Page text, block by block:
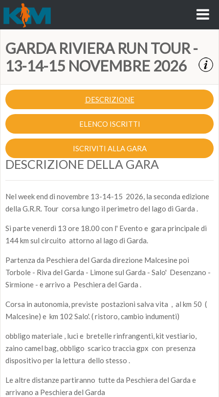
GARDA RIVIERA RUN TOUR -
13-14-15 NOVEMBRE 2026
DESCRIZIONE
ELENCO ISCRITTI
ISCRIVITI ALLA GARA
DESCRIZIONE DELLA GARA
Nel week end di novembre 13-14-15 2026, la seconda edizione
della G.R.R. Tour corsa lungo il perimetro del lago di Garda .
Si parte venerdì 13 ore 18.00 con l' Evento e gara principale di
144 km sul circuito attorno al lago di Garda.
Partenza da Peschiera del Garda direzione Malcesine poi
Torbole - Riva del Garda - Limone sul Garda - Salo' Desenzano -
Sirmione - e arrivo a Peschiera del Garda .
Corsa in autonomia, previste postazioni salva vita , al km 50 (
Malcesine) e km 102 Salo'. ( ristoro, cambio indumenti)
obbligo materiale , luci e bretelle rinfrangenti, kit vestiario,
zaino camel bag, obbligo scarico traccia gpx con presenza
dispositivo per la lettura dello stesso .
Le altre distanze partiranno tutte da Peschiera del Garda e
arrivano a Peschiera del Garda